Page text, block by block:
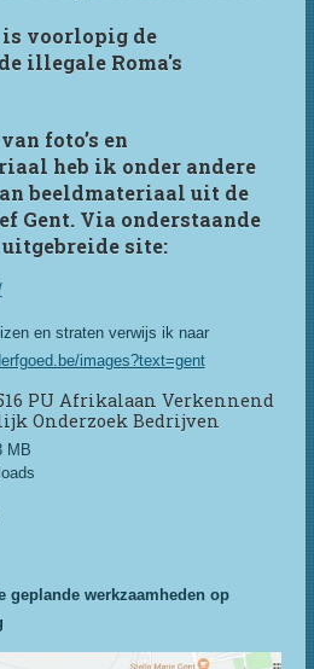
voorlopig de
illegale Roma's
foto’s en
heb ik onder andere
beeldmateriaal uit de
Gent. Via onderstaande
site:
en straten verwijs ik naar
images?text=gent
PU Afrikalaan Verkennend
Onderzoek Bedrijven
MB
geplande werkzaamheden op